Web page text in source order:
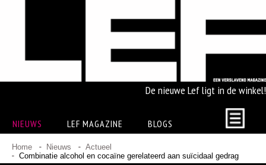
De nieuwe Lef ligt in de winkel!
NIEUWS LEF MAGAZINE BLOGS
Home Nieuws
Actueel
Combinatie alcohol en cocaïne gerelateerd aan suïcidaal gedrag